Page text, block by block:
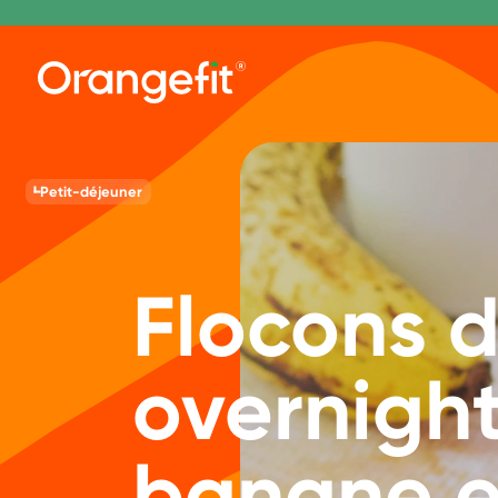
Flocons
Petit-déjeuner